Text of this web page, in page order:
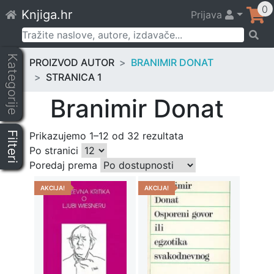
to
content
Knjiga.hr Prijava 0
Pretraži:
Kategorije
Filteri
PROIZVOD AUTOR
BRANIMIR DONAT
STRANICA 1
Branimir Donat
Prikazujemo 1–12 od 32 rezultata
Po stranici
Poredaj prema
AKCIJA! AKCIJA!